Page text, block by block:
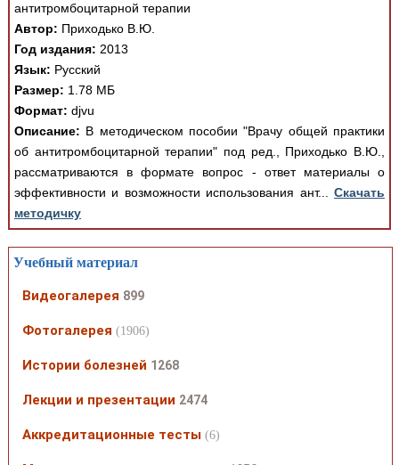
антитромбоцитарной терапии
Автор: Приходько В.Ю.
Год издания: 2013
Язык: Русский
Размер: 1.78 МБ
Формат: djvu
Описание: В методическом пособии "Врачу общей практики
об антитромбоцитарной терапии" под ред., Приходько В.Ю.,
рассматриваются в формате вопрос - ответ материалы о
эффективности и возможности использования ант...Скачать
методичку
Учебный материал
Видеогалерея 899
Фотогалерея (1906)
Истории болезней 1268
Лекции и презентации 2474
Аккредитационные тесты (6)